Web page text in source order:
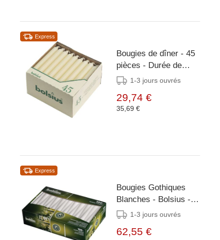
Express
Bougies de dîner - 45
pièces - Durée de
combustion : 6 heures
Dimensions
177(h)mm-
1-3 jours ouvrés
29,74 €
35,69 €
Express
Bougies Gothiques
Blanches - Bolsius -
254mm - 100 Pièces
1-3 jours ouvrés
62,55 €